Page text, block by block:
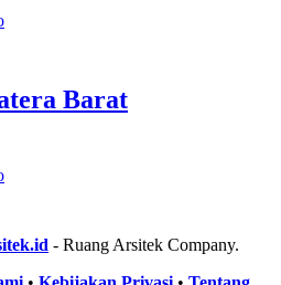
Barat
- Ruang Arsitek Company.